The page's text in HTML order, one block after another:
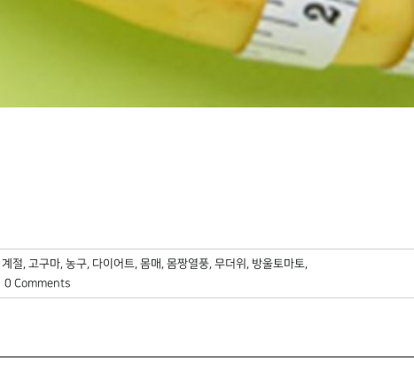
계절, 고구마, 농구, 다이어트, 몸매 , 몸짱열풍, 무더위 , 방울토마토,
0 Comments